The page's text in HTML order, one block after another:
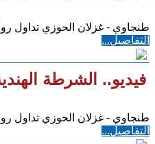
طنجاوي - غزلان الحوزي تداول رواد مواقع
التفاصيل...
فيديو.. الشرطة
طنجاوي - غزلان الحوزي تداول رواد مواقع
التفاصيل...